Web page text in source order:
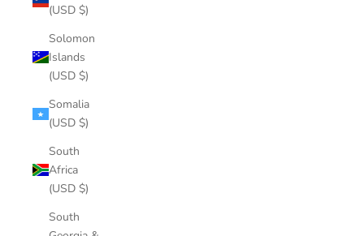
(USD $)
Solomon
Islands
(USD $)
Somalia
(USD $)
South
Africa
(USD $)
South